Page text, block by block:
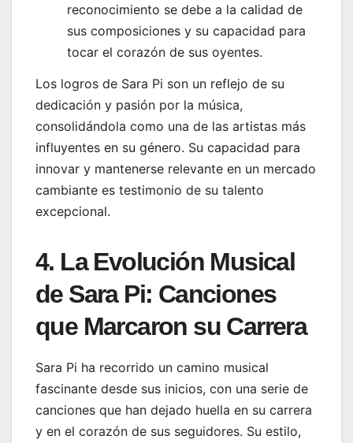
reconocimiento se debe a la calidad de
sus composiciones y su capacidad para
tocar el corazón de sus oyentes.
Los logros de Sara Pi son un reflejo de su
dedicación y pasión por la música,
consolidándola como una de las artistas más
influyentes en su género. Su capacidad para
innovar y mantenerse relevante en un mercado
cambiante es testimonio de su talento
excepcional.
4. La Evolución Musical
de Sara Pi: Canciones
que Marcaron su Carrera
Sara Pi ha recorrido un camino musical
fascinante desde sus inicios, con una serie de
canciones que han dejado huella en su carrera
y en el corazón de sus seguidores. Su estilo,